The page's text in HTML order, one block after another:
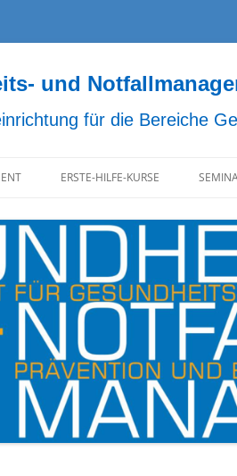
und
für die Bereiche
ERSTE-HILFE-KURSE